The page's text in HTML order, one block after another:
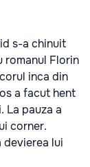
s-a chinuit
romanul Florin
inca din
a facut hent
La pauza a
corner.
devierea lui